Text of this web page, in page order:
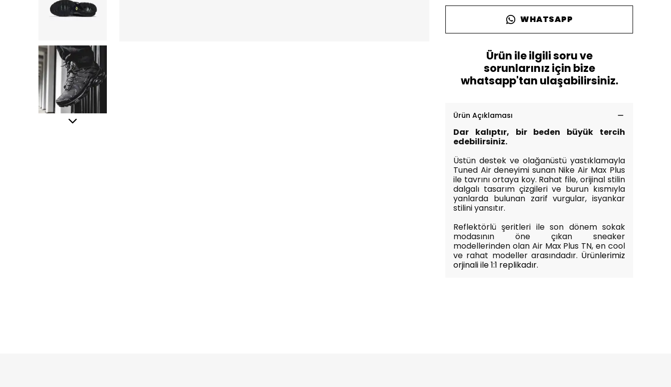
WHATSAPP
Ürün ile ilgili soru ve
sorunlarınız için bize
whatsapp'tan ulaşabilirsiniz.
Ürün Açıklaması
Dar kalıptır, bir beden büyük tercih
edebilirsiniz.
Üstün destek ve olağanüstü yastıklamayla
Tuned Air deneyimi sunan Nike Air Max Plus
ile tavrını ortaya koy. Rahat file, orijinal stilin
dalgalı tasarım çizgileri ve burun kısmıyla
yanlarda bulunan zarif vurgular, isyankar
stilini yansıtır.
Reflektörlü şeritleri ile son dönem sokak
modasının öne çıkan sneaker
modellerinden olan Air Max Plus TN, en cool
ve rahat modeller arasındadır. Ürünlerimiz
orjinali ile 1:1 replikadır.